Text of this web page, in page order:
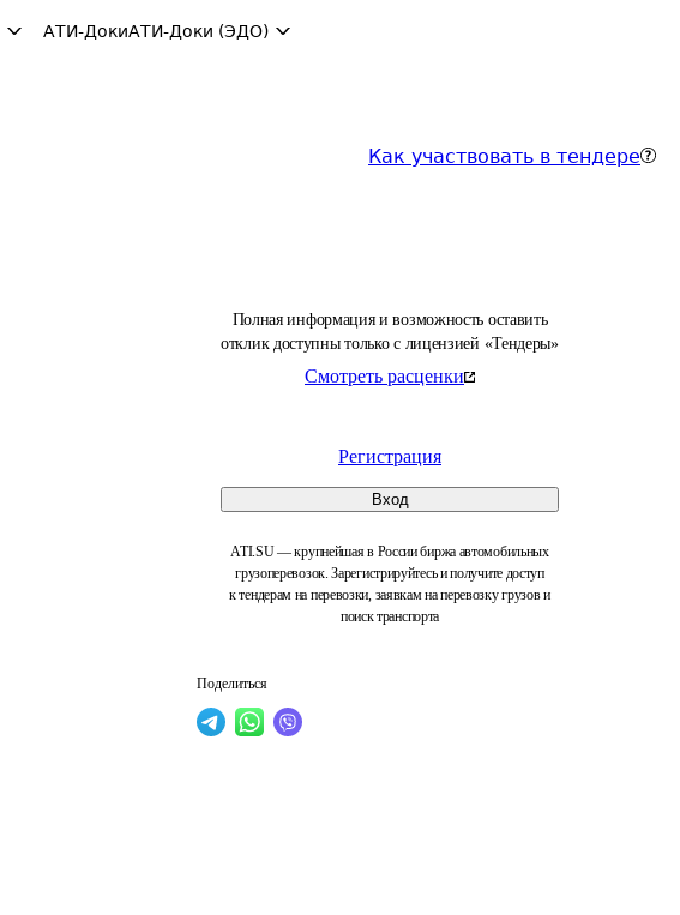
АТИ-ДокиАТИ-Доки (ЭДО)
Как участвовать в тендере
Полная информация и возможность оставить
отклик доступны только с лицензией «Тендеры»
Смотреть расценки
Регистрация
Вход
ATI.SU — крупнейшая в России биржа автомобильных
грузоперевозок. Зарегистрируйтесь и получите доступ
к тендерам на перевозки, заявкам на перевозку грузов и
поиск транспорта
Поделиться